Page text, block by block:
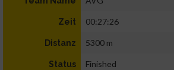
Zeit 00:27:26
Distanz 5300 m
Status Finished